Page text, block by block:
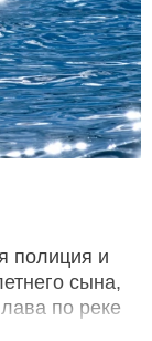
полиция и
сына,
по реке